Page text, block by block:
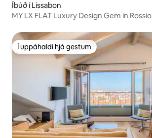
Íbúð í Lissabon
MY LX FLAT Luxury Design Gem in Rossio
Í uppáhaldi hjá gestum
Í uppáhaldi hjá gestum